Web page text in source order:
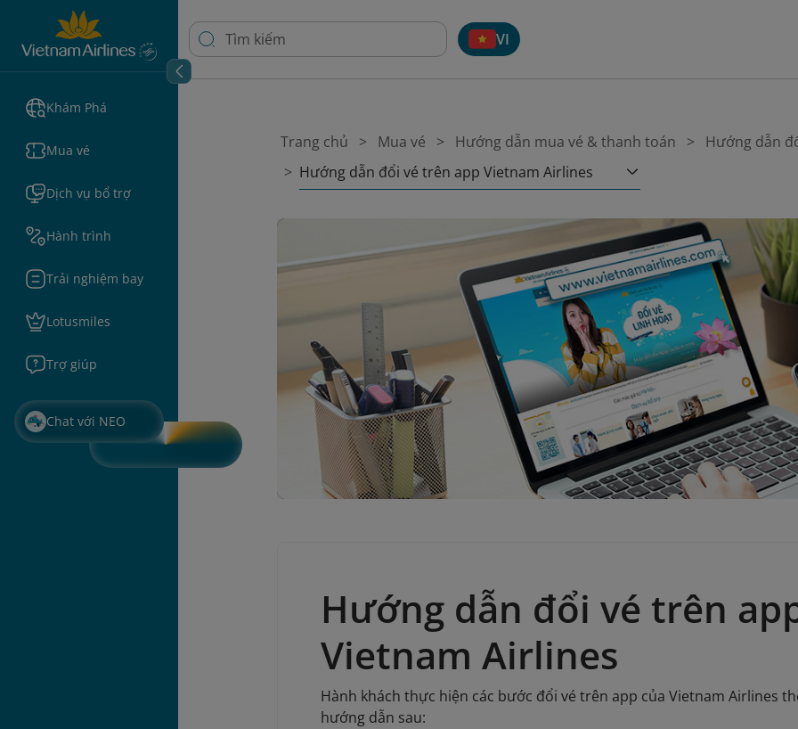
Khám Phá
Mua vé
Dịch vụ bổ trợ
Hành trình
Trải nghiệm bay
Lotusmiles
Trợ giúp
Chat với NEO
VI
Trang chủ Mua vé Hướng dẫn mua vé & thanh toán
Hướng dẫn
Hướng dẫn đổi vé trên app Vietnam Airlines
Hướng dẫn đổi vé trên
Vietnam Airlines
Hành khách thực hiện các bước đổi vé trên app của Vietnam Airlines
hướng dẫn sau: